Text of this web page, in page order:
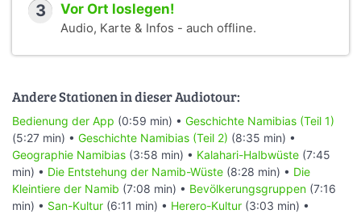
3 Vor Ort loslegen!
Audio, Karte & Infos - auch offline.
Andere Stationen in dieser Audiotour:
Bedienung der App (0:59 min) • Geschichte Namibias (Teil 1)
(5:27 min) • Geschichte Namibias (Teil 2) (8:35 min) •
Geographie Namibias (3:58 min) • Kalahari-Halbwüste (7:45
min) • Die Entstehung der Namib-Wüste (8:28 min) • Die
Kleintiere der Namib (7:08 min) • Bevölkerungsgruppen (7:16
min) • San-Kultur (6:11 min) • Herero-Kultur (3:03 min) •